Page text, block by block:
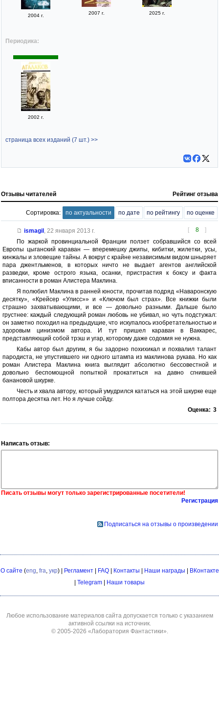
2004 г. 2007 г. 2025 г.
Периодика:
2002 г.
страница всех изданий (7 шт.) >>
Отзывы читателей Рейтинг отзыва
Сортировка: по актуальности по дате по рейтингу по оценке
[ 8 ]
ismagil, 22 января 2013 г.
По жаркой провинциальной Франции ползет собравшийся со всей
Европы цыганский караван — вперемешку джипы, кибитки, жилетки, усы,
кинжалы и зловещие тайны. А вокруг с крайне независимым видом шныряет
пара джентльменов, в которых ничто не выдает агентов английской
разведки, кроме острого языка, осанки, пристрастия к боксу и факта
вписанности в роман Алистера Маклина.
Я полюбил Маклина в ранней юности, прочитав подряд «Наваронскую
десятку», «Крейсер «Улисс»» и «Ключом был страх». Все книжки были
страшно захватывающими, и все — довольно разными. Дальше было
грустнее: каждый следующий роман любовь не убивал, но чуть подстужал:
он заметно походил на предыдущие, что искупалось изобретательностью и
здоровым цинизмом автора. И тут пришел караван в Ваккарес,
представляющий собой трэш и угар, которому даже содомия не нужна.
Кабы автор был другим, я бы задорно похихикал и похвалил талант
пародиста, не упустившего ни одного штампа из маклинова рукава. Но как
роман Алистера Маклина книга выглядит абсолютно бессовестной и
довольно беспомощной попыткой прокатиться на давно сгнившей
банановой шкурке.
Честь и хвала автору, который умудрился кататься на этой шкурке еще
полтора десятка лет. Но я лучше сойду.
Оценка: 3
Написать отзыв:
Писать отзывы могут только зарегистрированные посетители!
Регистрация
Подписаться на отзывы о произведении
О сайте (eng fra укр) | Регламент| FAQ| Контакты | Наши награды | ВКонтакте
| Telegram | Наши товары
Любое использование материалов сайта допускается только с указанием
активной ссылки на источник.
© 2005-2026 «Лаборатория Фантастики»